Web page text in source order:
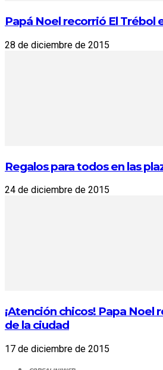
Papá Noel recorrió El Trébol
28 de diciembre de 2015
Regalos para todos en las
24 de diciembre de 2015
¡Atención chicos! Papa Noel
de la ciudad
17 de diciembre de 2015